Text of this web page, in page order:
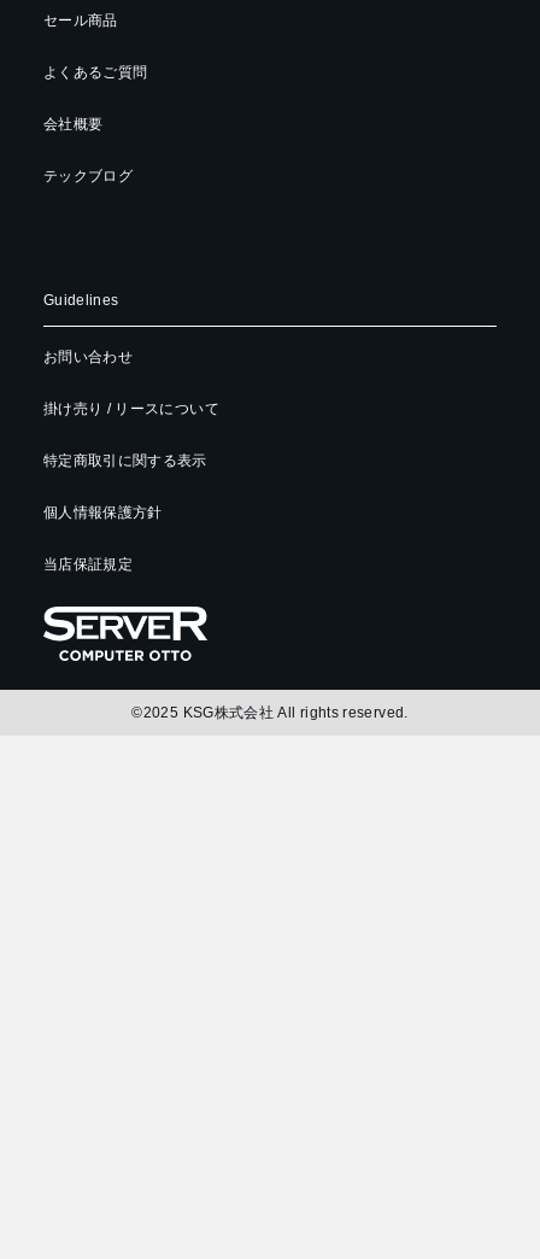
セール商品
よくあるご質問
会社概要
テックブログ
Guidelines
お問い合わせ
掛け売り / リースについて
特定商取引に関する表示
個人情報保護方針
当店保証規定
©2025 KSG株式会社 All rights reserved.